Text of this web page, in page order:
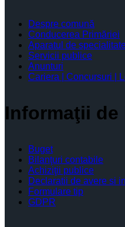
Despre comună
Conducerea Primăriei
Aparatul de
Servicii publice
Anunturi
Cariera | Concursuri |
Informaţii
Buget
Bilanţuri contabile
Achiziţii publice
Declaratii de avere si
Formulare tip
GDPR